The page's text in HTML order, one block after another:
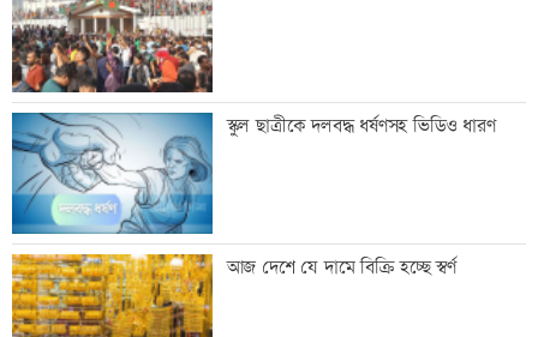
সিঙ্গাপুর থেকে এক কার্গো এলএনজি কিনবে
সরকার
মান্দায় ২৯৬ বোতলসহ দুই মাদক কারবারি
আটক
স্কুল ছাত্রীকে দলবদ্ধ ধর্ষণসহ ভিডিও ধারণ
আজ দেশে যে দামে বিক্রি হচ্ছে স্বর্ণ